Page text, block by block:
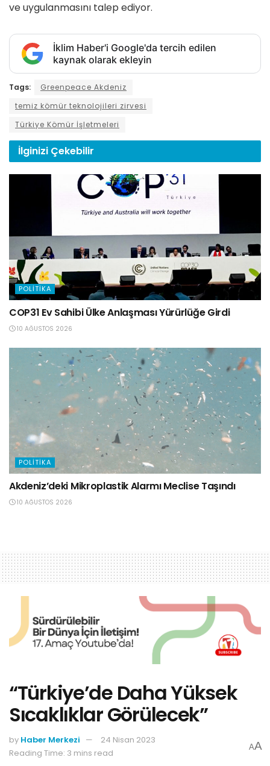
ve uygulanmasını talep ediyor.
İklim Haber'i Google'da tercih edilen
kaynak olarak ekleyin
Tags:
Greenpeace Akdeniz
temiz kömür teknolojileri zirvesi
Türkiye Kömür İşletmeleri
İlginizi Çekebilir
POLITIKA
COP31 Ev Sahibi Ülke Anlaşması Yürürlüğe Girdi
10 AĞUSTOS 2026
POLITIKA
Akdeniz’deki Mikroplastik Alarmı Meclise Taşındı
10 AĞUSTOS 2026
“Türkiye’de Daha Yüksek
Sıcaklıklar Görülecek”
by Haber Merkezi
24 Nisan 2023
Reading Time: 3 mins read
AA